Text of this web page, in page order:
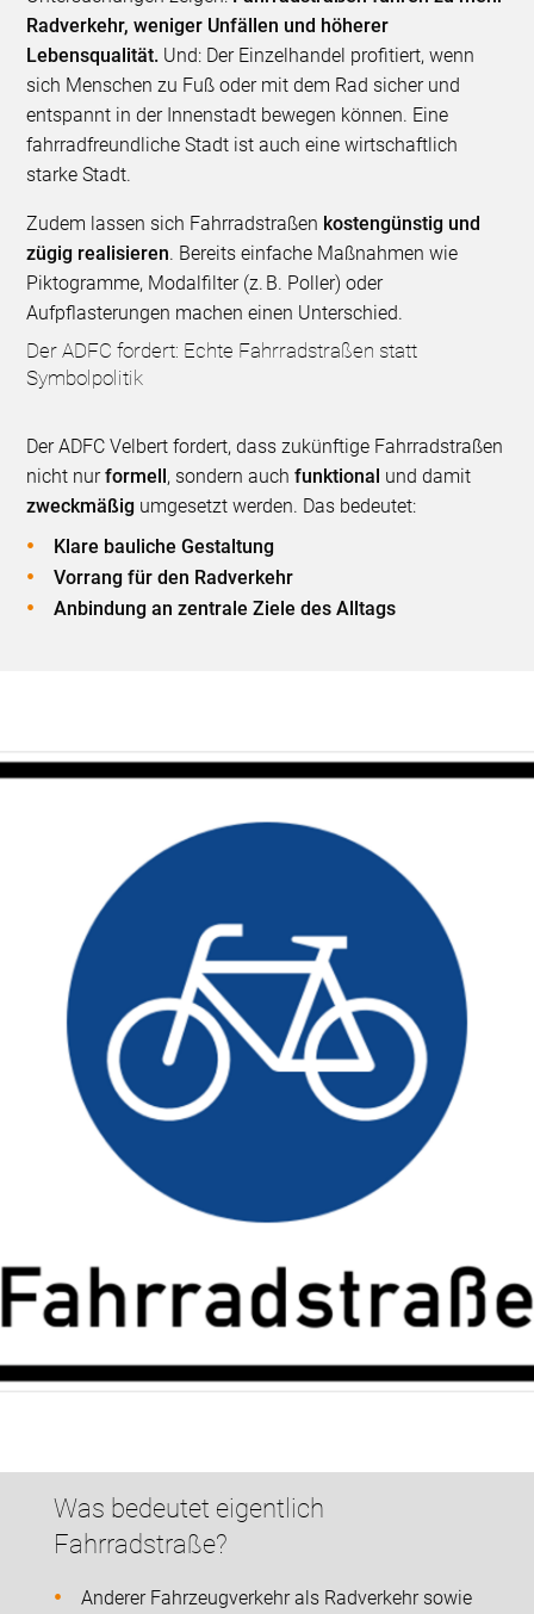
Radverkehr, weniger Unfällen und höherer
Lebensqualität. Und: Der Einzelhandel profitiert, wenn
sich Menschen zu Fuß oder mit dem Rad sicher und
entspannt in der Innenstadt bewegen können. Eine
fahrradfreundliche Stadt ist auch eine wirtschaftlich
starke Stadt.
Zudem lassen sich Fahrradstraßen kostengünstig und
zügig realisieren. Bereits einfache Maßnahmen wie
Piktogramme, Modalfilter (z. B. Poller) oder
Aufpflasterungen machen einen Unterschied.
Der ADFC fordert: Echte Fahrradstraßen statt
Symbolpolitik
Der ADFC Velbert fordert, dass zukünftige Fahrradstraßen
nicht nurformell, sondern auchfunktional und damit
zweckmäßig umgesetzt werden. Das bedeutet:
Klare bauliche Gestaltung
Vorrang für den Radverkehr
Anbindung an zentrale Ziele des Alltags
Was bedeutet eigentlich
Fahrradstraße?
Anderer Fahrzeugverkehr als Radverkehr sowie